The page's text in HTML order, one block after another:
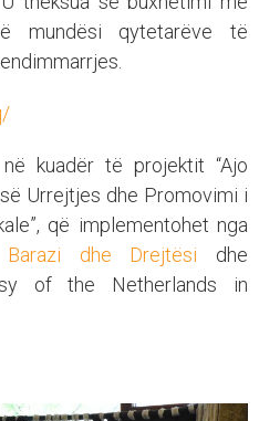
mundësi qytetarëve të
kuadër të projektit “Ajo
Urrejtjes dhe Promovimi i
që implementohet nga
dhe Drejtësi dhe
of the Netherlands in